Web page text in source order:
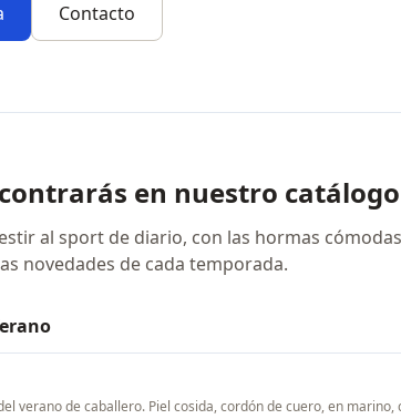
Contacto
en nuestro
al sport de diario, con las hormas
novedades de cada temporada.
verano de caballero. Piel cosida, cordón de cuero, en marino,